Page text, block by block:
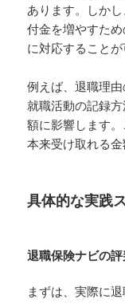
あります。しか
付金を増やすた
に対応することが
例えば、退職理
就職活動の記録
額に影響します
本来受け取れる
具体的な実践
退職保険ナビの
まずは、実際に